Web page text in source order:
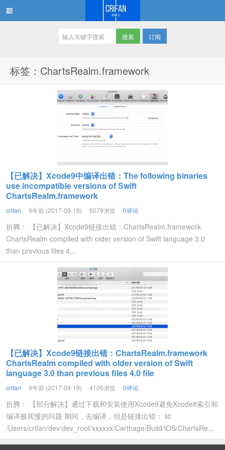
订阅
标签：ChartsRealm.framework
【已解决】Xcode9中编译出错：The following binaries
use incompatible versions of Swift
ChartsRealm.framework
crifan 9年前 (2017-09-19) 5079浏览 0评论
折腾： 【已解决】Xcode9链接出错：ChartsRealm.framework
ChartsRealm compiled with older version of Swift language 3.0
than previous files 4...
【已解决】Xcode9链接出错：ChartsRealm.framework
ChartsRealm compiled with older version of Swift
language 3.0 than previous files 4.0 file
crifan 9年前 (2017-09-19) 4105浏览 0评论
折腾： 【部分解决】通过下载和安装使用Xcode9避免Xcode8索引和
编译极其慢的问题 期间，去编译，但是链接出错： ld:
/Users/crifan/dev/dev_root/xxxxxx/Carthage/Build/iOS/ChartsRe...